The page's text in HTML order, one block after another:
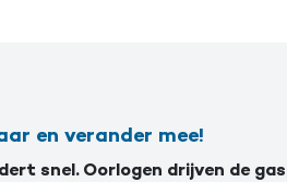
en verander mee!
snel. Oorlogen drijven de